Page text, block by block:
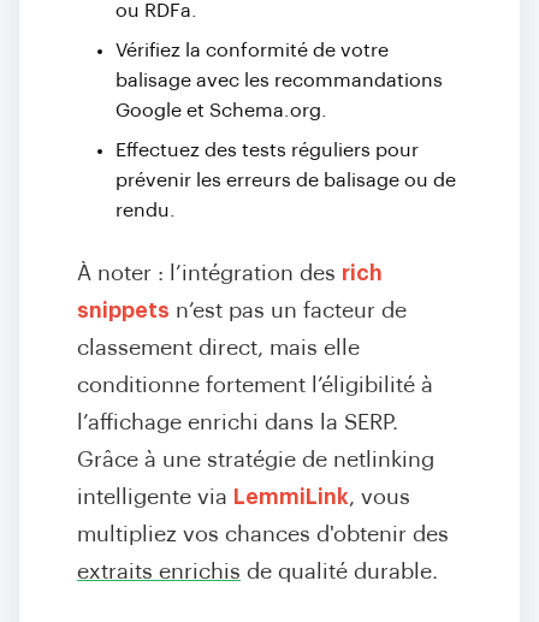
ou RDFa.
Vérifiez la conformité de votre
balisage avec les recommandations
Google et Schema.org.
Effectuez des tests réguliers pour
prévenir les erreurs de balisage ou de
rendu.
À noter : l’intégration des rich
snippets n’est pas un facteur de
classement direct, mais elle
conditionne fortement l’éligibilité à
l’affichage enrichi dans la SERP.
Grâce à une stratégie de netlinking
intelligente via LemmiLink, vous
multipliez vos chances d'obtenir des
extraits enrichis de qualité durable.